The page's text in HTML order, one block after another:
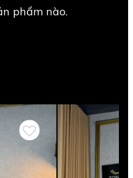
phẩm nào.